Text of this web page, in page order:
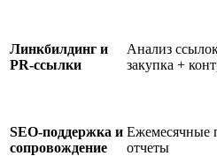
Линкбилдинг и
PR-ссылки
Анализ
закупка +
SEO-поддержка и
сопровождение
Ежемесячные
отчеты